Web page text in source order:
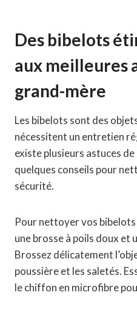
Des bibelots
aux meilleures
grand-mère
Les bibelots sont des
nécessitent un entretien
existe plusieurs astuces
quelques conseils pour
sécurité.
Pour nettoyer vos
une brosse à poils doux et
Brossez délicatement
poussière et les saletés.
le chiffon en microfibre